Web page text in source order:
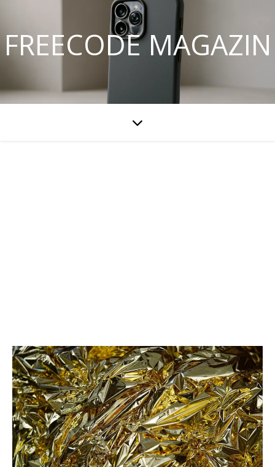
FREECODE MAGAZIN